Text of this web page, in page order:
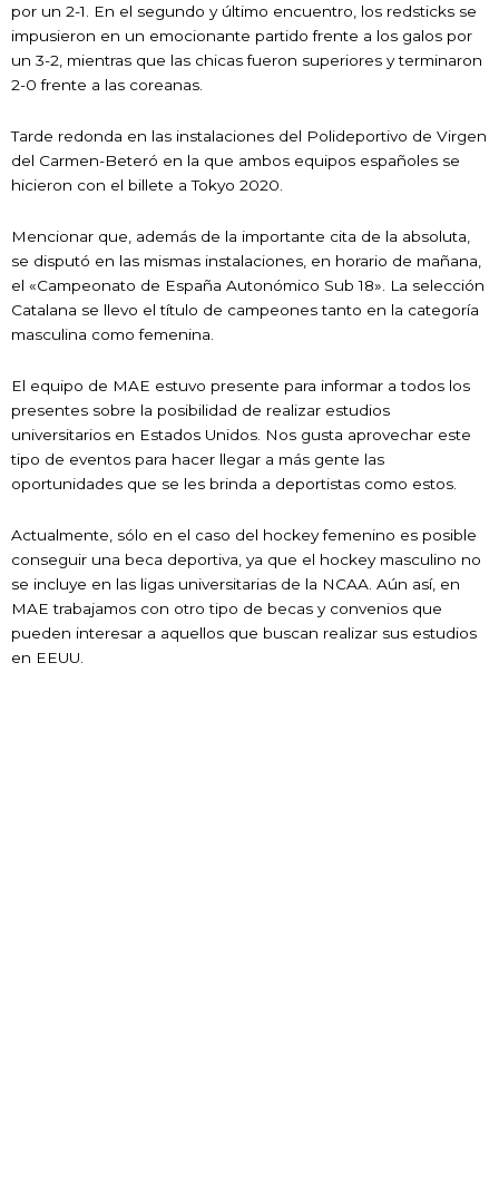
por un 2-1. En el segundo y último encuentro, los redsticks se
impusieron en un emocionante partido frente a los galos por
un 3-2, mientras que las chicas fueron superiores y terminaron
2-0 frente a las coreanas.
Tarde redonda en las instalaciones del Polideportivo de Virgen
del Carmen-Beteró en la que ambos equipos españoles se
hicieron con el billete a Tokyo 2020.
Mencionar que, además de la importante cita de la absoluta,
se disputó en las mismas instalaciones, en horario de mañana,
el «Campeonato de España Autonómico Sub 18». La selección
Catalana se llevo el título de campeones tanto en la categoría
masculina como femenina.
El equipo de MAE estuvo presente para informar a todos los
presentes sobre la posibilidad de realizar estudios
universitarios en Estados Unidos. Nos gusta aprovechar este
tipo de eventos para hacer llegar a más gente las
oportunidades que se les brinda a deportistas como estos.
Actualmente, sólo en el caso del hockey femenino es posible
conseguir una beca deportiva, ya que el hockey masculino no
se incluye en las ligas universitarias de la NCAA. Aún así, en
MAE trabajamos con otro tipo de becas y convenios que
pueden interesar a aquellos que buscan realizar sus estudios
en EEUU.